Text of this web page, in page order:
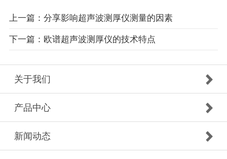
上一篇：分享影响超声波测厚仪测量的因素
下一篇：欧谱超声波测厚仪的技术特点
关于我们
产品中心
新闻动态